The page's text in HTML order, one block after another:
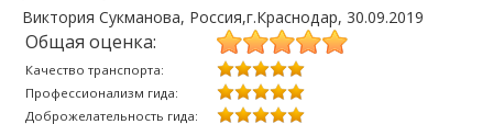
Виктория Сукманова, Россия,г.Краснодар, 30.09.2019
Общая оценка:
Качество транспорта:
Профессионализм гида:
Доброжелательность гида: